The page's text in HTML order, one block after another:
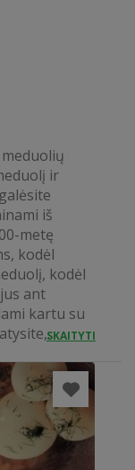
ir
iš
metę
kodėl
kodėl
ant
kartu su
SKAITYTI